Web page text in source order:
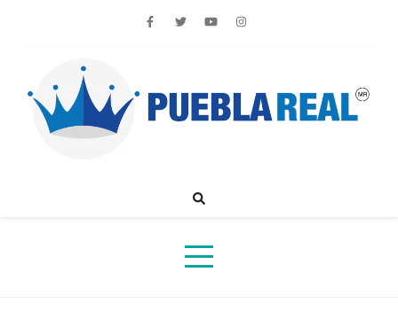
Noticias de actualidad de Puebla, México y el mundo